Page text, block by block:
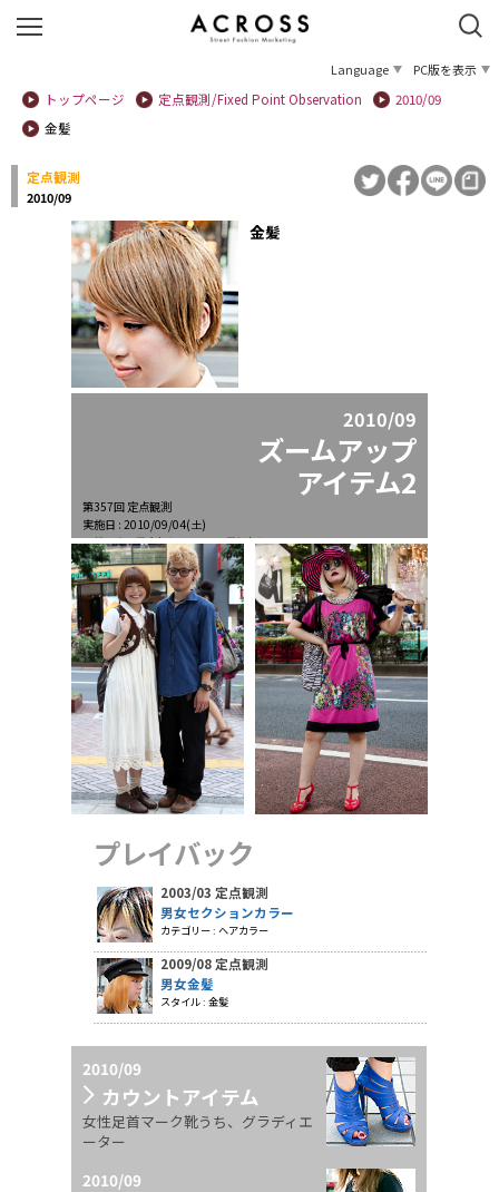
Language
PC版を表示
トップページ
定点観測/Fixed Point Observation
2010/09
金髪
定点観測
2010/09
金髪
2010/09
ズームアップ
アイテム2
第357回 定点観測
実施日 : 2010/09/04(土)
天候 : 晴、最高気温35.9℃、最低気温28.5℃
プレイバック
2003/03 定点観測
男女セクションカラー
カテゴリー : ヘアカラー
2009/08 定点観測
男女金髪
スタイル : 金髪
2010/09
カウントアイテム
女性足首マーク靴うち、グラディエ
ーター
2010/09